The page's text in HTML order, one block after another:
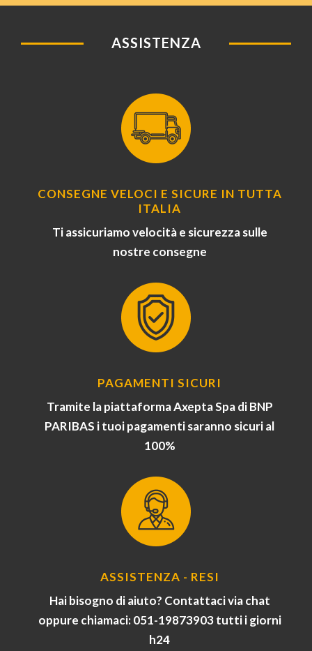
ASSISTENZA
CONSEGNE VELOCI E SICURE IN TUTTA
ITALIA
Ti assicuriamo velocità e sicurezza sulle
nostre consegne
PAGAMENTI SICURI
Tramite la piattaforma Axepta Spa di BNP
PARIBAS i tuoi pagamenti saranno sicuri al
100%
ASSISTENZA - RESI
Hai bisogno di aiuto? Contattaci via chat
oppure chiamaci: 051-19873903 tutti i giorni
h24